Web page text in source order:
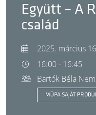
Együtt – A
család
2025. március
16:00 - 16:45
Bartók Béla
MÜPA SAJÁT